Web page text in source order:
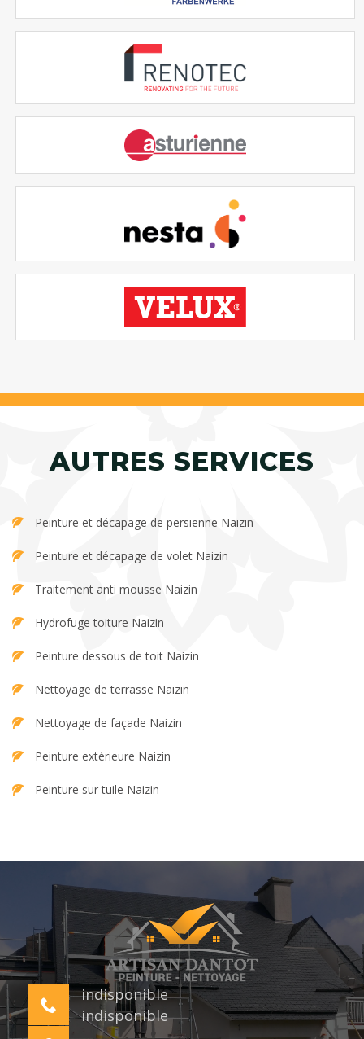
AUTRES SERVICES
Peinture et décapage de persienne Naizin
Peinture et décapage de volet Naizin
Traitement anti mousse Naizin
Hydrofuge toiture Naizin
Peinture dessous de toit Naizin
Nettoyage de terrasse Naizin
Nettoyage de façade Naizin
Peinture extérieure Naizin
Peinture sur tuile Naizin
indisponible
indisponible